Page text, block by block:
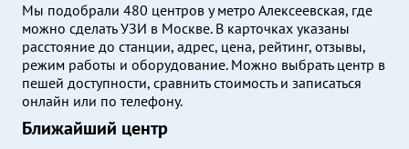
Мы подобрали 480 центров у метро Алексеевская, где
можно сделать УЗИ в Москве. В карточках указаны
расстояние до станции, адрес, цена, рейтинг, отзывы,
режим работы и оборудование. Можно выбрать центр в
пешей доступности, сравнить стоимость и записаться
онлайн или по телефону.
Ближайший центр